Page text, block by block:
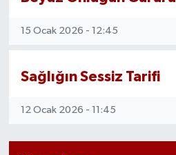
15 Ocak 2026 - 12:45
Sağlığın Sessiz Tarifi
12 Ocak 2026 - 11:45